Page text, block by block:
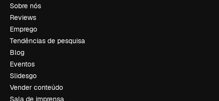
Sobre nós
Reviews
Emprego
Tendências de pesquisa
Blog
Eventos
Slidesgo
Vender conteúdo
Sala de imprensa